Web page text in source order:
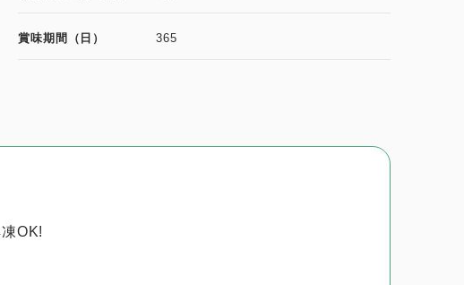
賞味期間（日） 365
OK!